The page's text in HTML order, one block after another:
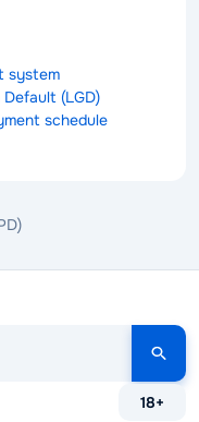
system
Default (LGD)
schedule
18+